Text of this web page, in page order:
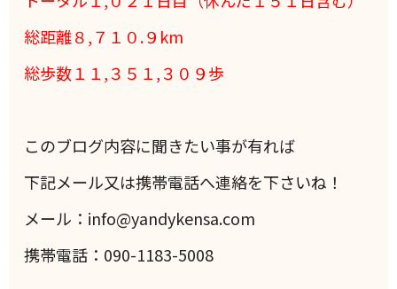
総距離８,７１０.９km
総歩数１１,３５１,３０９歩
このブログ内容に聞きたい事が有れば
下記メール又は携帯電話へ連絡を下さいね！
メール：info@yandykensa.com
携帯電話：090-1183-5008